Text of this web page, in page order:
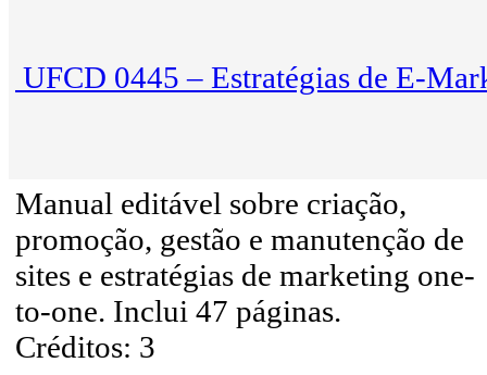
UFCD 0445 – Estratégias de E-
Manual editável sobre criação,
promoção, gestão e manutenção de
sites e estratégias de marketing one-
to-one. Inclui 47 páginas.
Créditos: 3